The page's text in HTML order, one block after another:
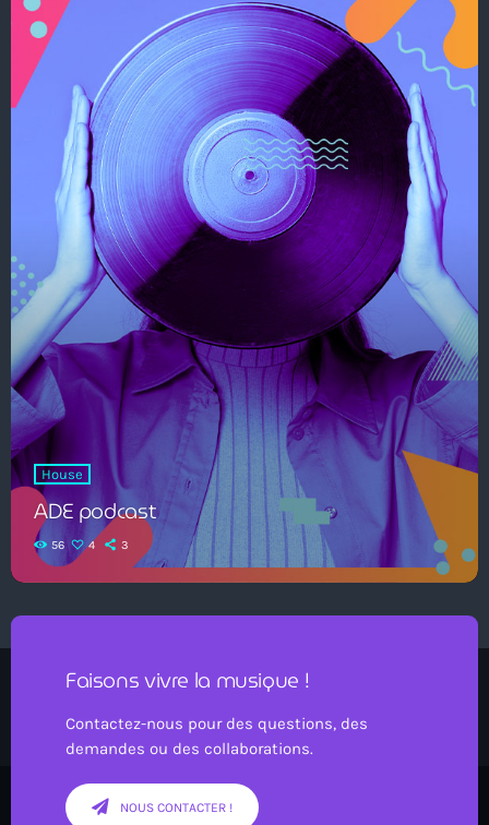
House
ADE podcast
56 4 3
Faisons vivre la musique !
Contactez-nous pour des questions, des
demandes ou des collaborations.
NOUS CONTACTER !